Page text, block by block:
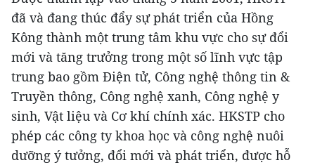
đã và đang thúc đẩy sự phát triển của Hồng
Kông thành một trung tâm khu vực cho sự đổi
mới và tăng trưởng trong một số lĩnh vực tập
trung bao gồm Điện tử, Công nghệ thông tin &
Truyền thông, Công nghệ xanh, Công nghệ y
sinh, Vật liệu và Cơ khí chính xác. HKSTP cho
phép các công ty khoa học và công nghệ nuôi
dưỡng ý tưởng, đổi mới và phát triển, được hỗ